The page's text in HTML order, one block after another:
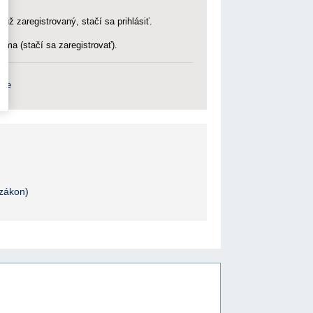
už zaregistrovaný, stačí sa prihlásiť.
(stačí sa zaregistrovať).